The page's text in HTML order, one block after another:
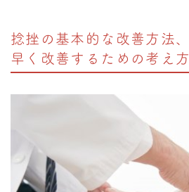
捻挫の基本的な改善方法、
早く改善するための考え方